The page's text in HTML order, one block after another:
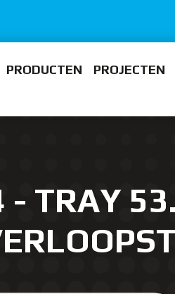
PRODUCTEN PROJECTEN
TRAY